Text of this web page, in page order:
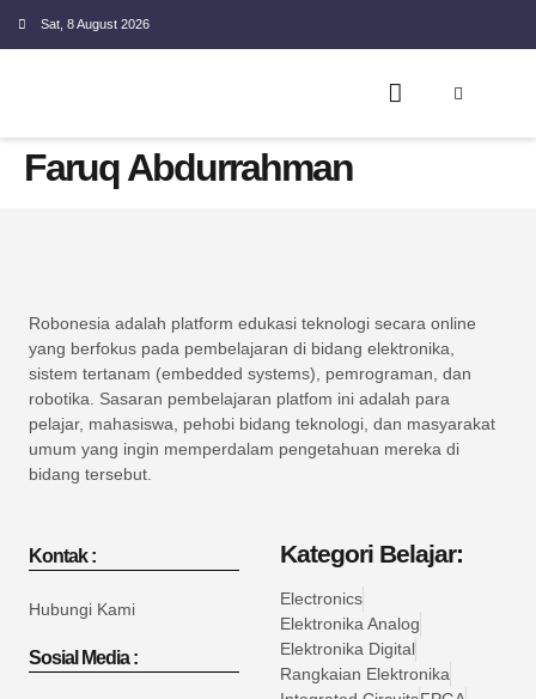
Sat, 8 August 2026
Faruq Abdurrahman
Robonesia adalah platform edukasi teknologi secara online
yang berfokus pada pembelajaran di bidang elektronika,
sistem tertanam (embedded systems), pemrograman, dan
robotika. Sasaran pembelajaran platfom ini adalah para
pelajar, mahasiswa, pehobi bidang teknologi, dan masyarakat
umum yang ingin memperdalam pengetahuan mereka di
bidang tersebut.
Kontak :
Hubungi Kami
Sosial Media :
Kategori Belajar:
Electronics
Elektronika Analog
Elektronika Digital
Rangkaian Elektronika